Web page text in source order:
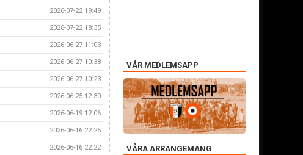
2026-07-22 19:49
2026-07-22 18:35
2026-06-27 11:03
2026-06-27 10:38
2026-06-27 10:23
2026-06-25 12:30
2026-06-19 12:06
2026-06-16 22:25
2026-06-16 22:22
VÅR MEDLEMSAPP
VÅRA ARRANGEMANG